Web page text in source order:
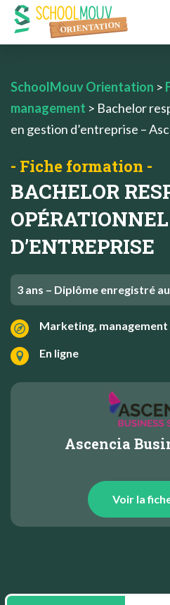
SchoolMouv Orientation >
management > Bachelor
en gestion d’entreprise –
- Fiche formation -
BACHELOR
D’ENTREPRISE
3 ans – Diplôme enregistré
Marketing, management
En ligne
Ascencia
Voir la